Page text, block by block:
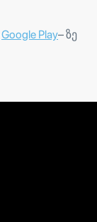
Google Play– ზე